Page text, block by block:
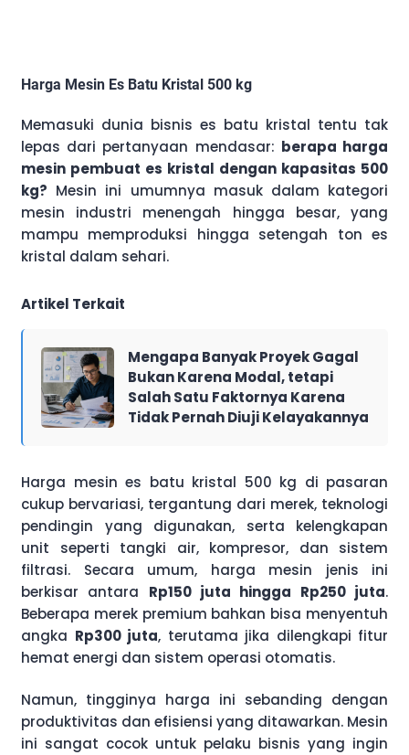
Harga Mesin Es Batu Kristal 500 kg
Memasuki dunia bisnis es batu kristal tentu tak
lepas dari pertanyaan mendasar: berapa harga
mesin pembuat es kristal dengan kapasitas 500
kg? Mesin ini umumnya masuk dalam kategori
mesin industri menengah hingga besar, yang
mampu memproduksi hingga setengah ton es
kristal dalam sehari.
Artikel Terkait
Mengapa Banyak Proyek Gagal
Bukan Karena Modal, tetapi
Salah Satu Faktornya Karena
Tidak Pernah Diuji Kelayakannya
Harga mesin es batu kristal 500 kg di pasaran
cukup bervariasi, tergantung dari merek, teknologi
pendingin yang digunakan, serta kelengkapan
unit seperti tangki air, kompresor, dan sistem
filtrasi. Secara umum, harga mesin jenis ini
berkisar antara Rp150 juta hingga Rp250 juta.
Beberapa merek premium bahkan bisa menyentuh
angka Rp300 juta, terutama jika dilengkapi fitur
hemat energi dan sistem operasi otomatis.
Namun, tingginya harga ini sebanding dengan
produktivitas dan efisiensi yang ditawarkan. Mesin
ini sangat cocok untuk pelaku bisnis yang ingin